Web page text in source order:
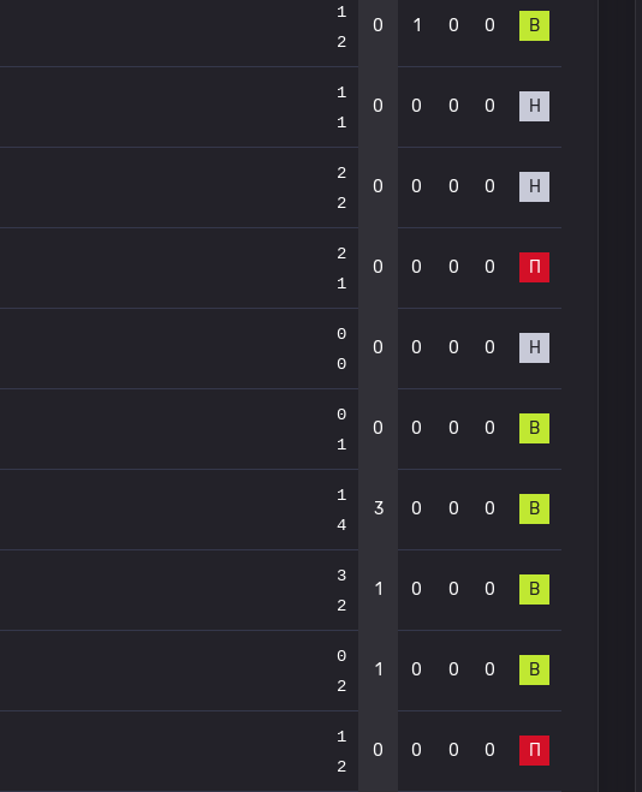
1
2
0 1 0 0 В
1
1
0 0 0 0 Н
2
2
0 0 0 0 Н
2
1
0 0 0 0 П
0
0
0 0 0 0 Н
0
1
0 0 0 0 В
1
4
3 0 0 0 В
3
2
1 0 0 0 В
0
2
1 0 0 0 В
1
2
0 0 0 0 П